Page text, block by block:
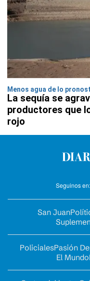
Menos agua de lo
La sequía se
productores que
rojo
Seguinos en:
San Juan
PolicialesPasión
El Mundo